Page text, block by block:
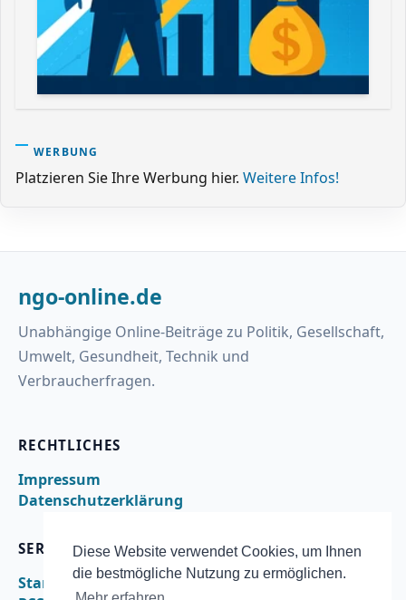
Diese Website verwendet Cookies, um Ihnen
die bestmögliche Nutzung zu ermöglichen.
WERBUNG
Platzieren Sie Ihre Werbung hier. Weitere Infos!
ngo-online.de
Unabhängige Online-Beiträge zu Politik, Gesellschaft,
Umwelt, Gesundheit, Technik und
Verbraucherfragen.
RECHTLICHES
Impressum
Datenschutzerklärung
SERVICE
Startseite